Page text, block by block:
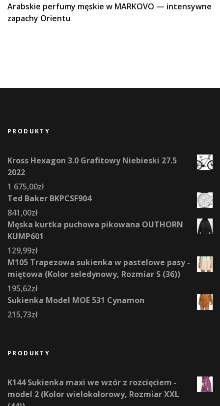
Arabskie perfumy męskie w MARKOVO — intensywne
zapachy Orientu
PRODUKTY
Kross Hexagon 3.0 Grafitowy Niebieski 27.5
2022
1 675,00zł
Ted Baker BKPCSF904
841,00zł
Męska kurtka puchowa pikowana OUTHORN
KUMP601
129,99zł
M105 Trapezowa sukienka w pastelowe pasy -
miętowa (Kolor seledynowy, Rozmiar S (36))
195,62zł
Sukienka Model MOE 531 Cynamon
215,73zł
PRODUKTY
K144 Sukienka maxi we wzór z rozcięciem -
model 2 (Kolor wielokolorowy, Rozmiar XXL